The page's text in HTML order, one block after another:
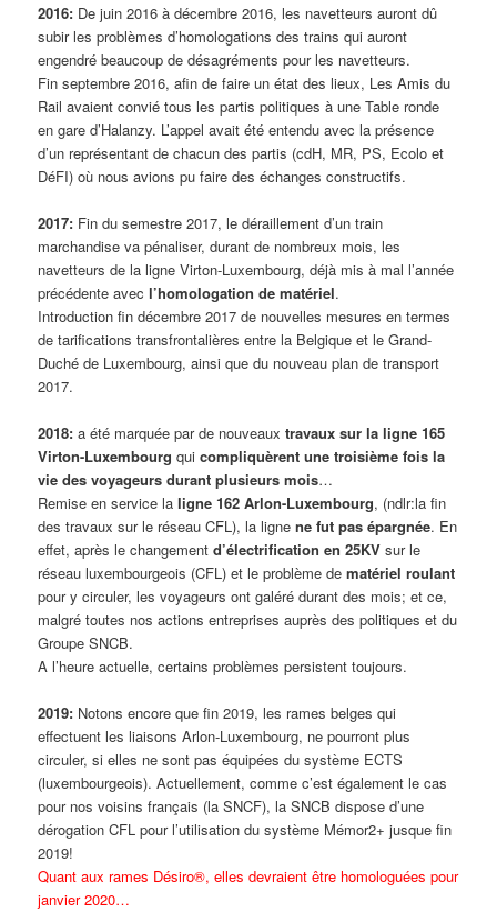
2016: De juin 2016 à décembre 2016, les navetteurs auront dû
subir les problèmes d’homologations des trains qui auront
engendré beaucoup de désagréments pour les navetteurs.
Fin septembre 2016, afin de faire un état des lieux, Les Amis du
Rail avaient convié tous les partis politiques à une Table ronde
en gare d’Halanzy. L’appel avait été entendu avec la présence
d’un représentant de chacun des partis (cdH, MR, PS, Ecolo et
DéFI) où nous avions pu faire des échanges constructifs.
2017: Fin du semestre 2017, le déraillement d’un train
marchandise va pénaliser, durant de nombreux mois, les
navetteurs de la ligne Virton-Luxembourg, déjà mis à mal l’année
précédente avec l’homologation de matériel.
Introduction fin décembre 2017 de nouvelles mesures en termes
de tarifications transfrontalières entre la Belgique et le Grand-
Duché de Luxembourg, ainsi que du nouveau plan de transport
2017.
2018: a été marquée par de nouveauxtravaux sur la ligne 165
Virton-Luxembourg quicompliquèrent une troisième fois la
vie des voyageurs durant plusieurs mois…
Remise en service laligne 162 Arlon-Luxembourg, (ndlr:la fin
des travaux sur le réseau CFL), la lignene fut pas épargnée. En
effet, après le changementd’électrification en 25KV sur le
réseau luxembourgeois (CFL) et le problème dematériel roulant
pour y circuler, les voyageurs ont galéré durant des mois; et ce,
malgré toutes nos actions entreprises auprès des politiques et du
Groupe SNCB.
A l’heure actuelle, certains problèmes persistent toujours.
2019: Notons encore que fin 2019, les rames belges qui
effectuent les liaisons Arlon-Luxembourg, ne pourront plus
circuler, si elles ne sont pas équipées du système ECTS
(luxembourgeois). Actuellement, comme c’est également le cas
pour nos voisins français (la SNCF), la SNCB dispose d’une
dérogation CFL pour l’utilisation du système Mémor2+ jusque fin
2019!
Quant aux rames Désiro®, elles devraient être homologuées pour
janvier 2020…